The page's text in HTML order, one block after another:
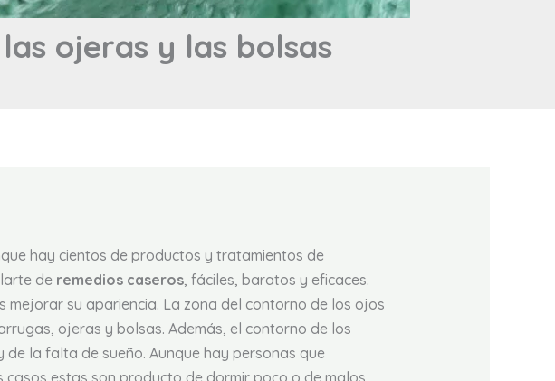
ojeras y las bolsas
hay cientos de productos y tratamientos de
de remedios caseros, fáciles, baratos y eficaces.
su apariencia. La zona del contorno de los ojos
ojeras y bolsas. Además, el contorno de los
la falta de sueño. Aunque hay personas que